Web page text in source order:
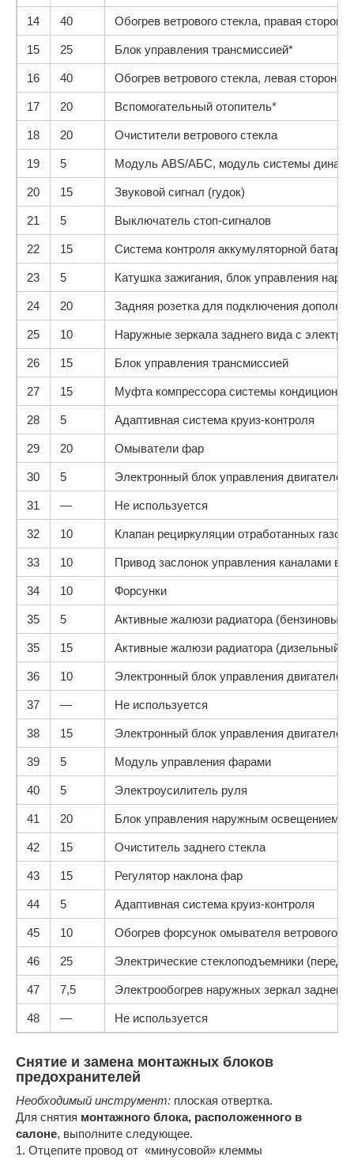
14 40 Обогрев ветрового стекла, правая сторона
15 25 Блок управления трансмиссией*
16 40 Обогрев ветрового стекла, левая сторона
17 20 Вспомогательный отопитель*
18 20 Очистители ветрового стекла
19 5 Модуль ABS/АБС, модуль системы
20 15 Звуковой сигнал (гудок)
21 5 Выключатель стоп-сигналов
22 15 Система контроля аккумуляторной батареи
23 5 Катушка зажигания, блок управления
24 20 Задняя розетка для подключения
25 10 Наружные зеркала заднего вида с
26 15 Блок управления трансмиссией
27 15 Муфта компрессора системы
28 5 Адаптивная система круиз-контроля
29 20 Омыватели фар
30 5 Электронный блок управления двигателем
31 — Не используется
32 10 Клапан рециркуляции отработанных
33 10 Привод заслонок управления каналами
34 10 Форсунки
35 5 Активные жалюзи радиатора (бензиновый
35 15 Активные жалюзи радиатора (дизельный
36 10 Электронный блок управления двигателем
37 — Не используется
38 15 Электронный блок управления
39 5 Модуль управления фарами
40 5 Электроусилитель руля
41 20 Блок управления наружным освещением
42 15 Очиститель заднего стекла
43 15 Регулятор наклона фар
44 5 Адаптивная система круиз-контроля
45 10 Обогрев форсунок омывателя ветрового
46 25 Электрические стеклоподъемники
47 7,5 Электрообогрев наружных зеркал заднего
48 — Не используется
Снятие и замена монтажных блоков
предохранителей
Необходимый инструмент: плоская отвертка.
Для снятия монтажного блока, расположенного в
салоне, выполните следующее.
1. Отцепите провод от «минусовой» клеммы